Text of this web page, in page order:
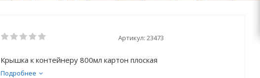
Артикул: 23473
Крышка к контейнеру 800мл картон плоская
Подробнее